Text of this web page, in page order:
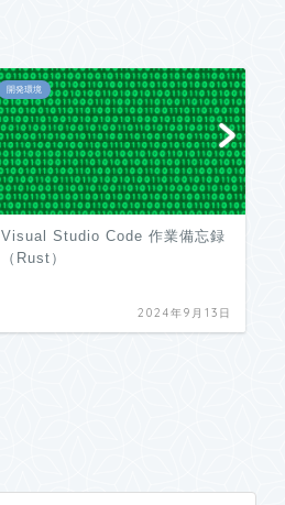
開発環境
Visual Studio Code 作業備忘録
（Rust）
2024年9月13日